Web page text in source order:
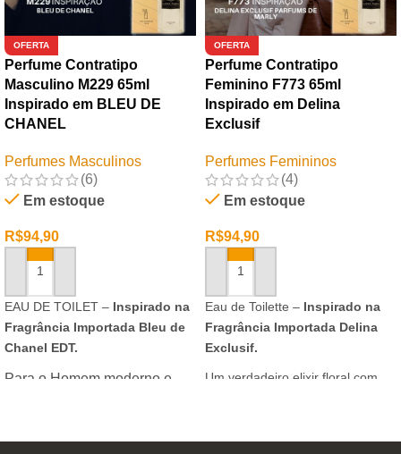
OFERTA
Perfume Contratipo
Masculino M229 65ml
Inspirado em BLEU DE
CHANEL
Perfumes Masculinos
(6)
Em estoque
R$94,90
ADICIONAR AO CARRINHO
EAU DE TOILET – Inspirado na
Fragrância Importada Bleu de
Chanel EDT.
Para o Homem moderno e
inovar sempre, provocando
OFERTA
Perfume Contratipo
Feminino F773 65ml
Inspirado em Delina
Exclusif
Perfumes Femininos
(4)
Em estoque
R$94,90
ADICIONAR AO CARRINHO
Eau de Toilette – Inspirado na
Fragrância Importada Delina
Exclusif.
Um verdadeiro elixir floral com